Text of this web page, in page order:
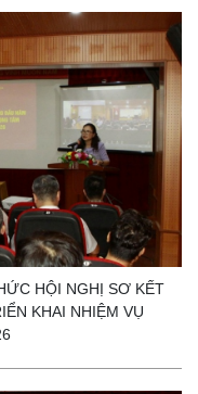
HỘI NGHỊ SƠ KẾT
KHAI NHIỆM VỤ